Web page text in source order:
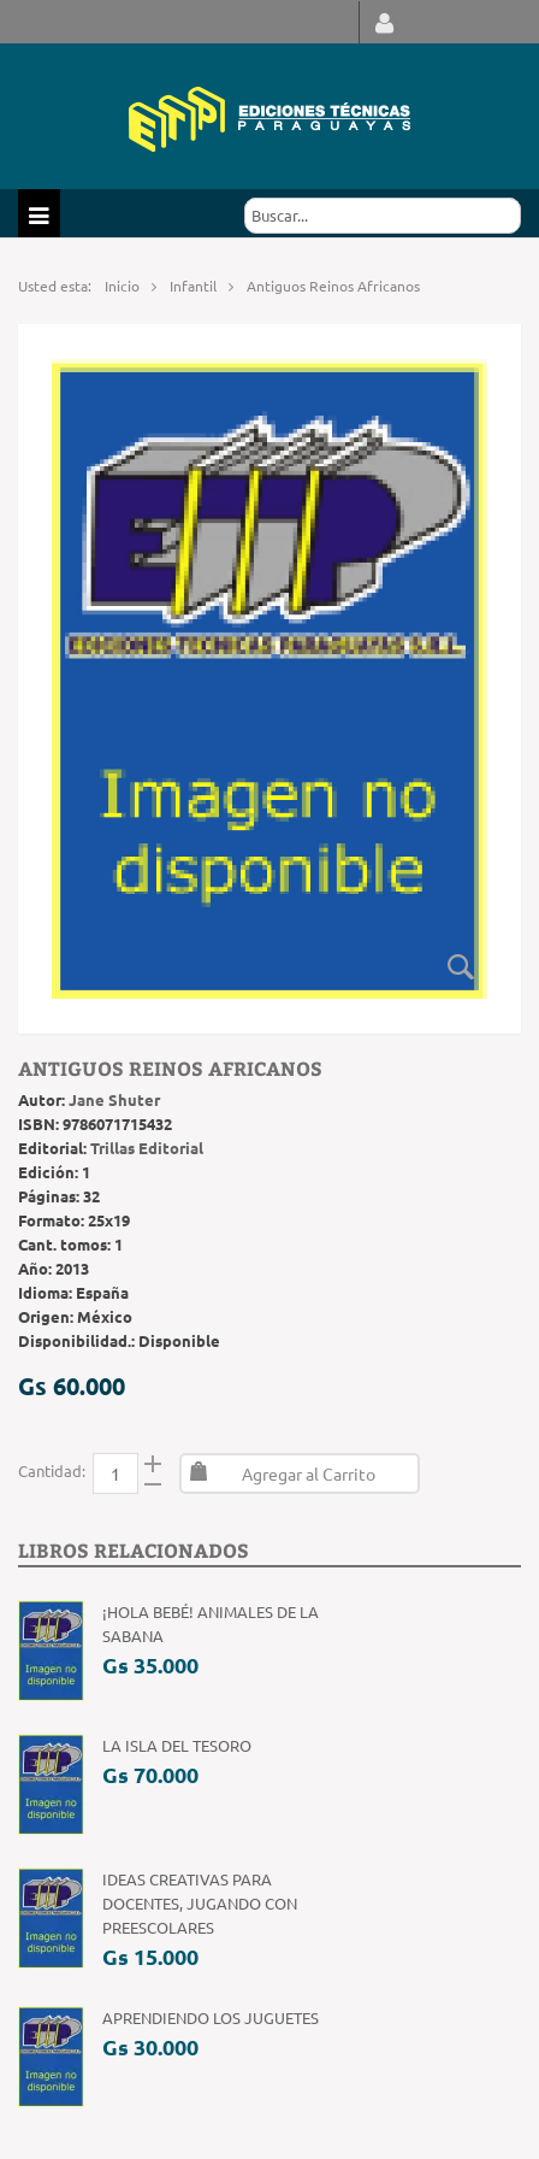
Usted esta: Inicio Infantil Antiguos Reinos Africanos
ANTIGUOS REINOS AFRICANOS
Autor:Jane Shuter
ISBN:9786071715432
Editorial:Trillas Editorial
Edición: 1
Páginas:32
Formato:25x19
Cant. tomos: 1
Año:2013
Idioma: España
Origen:México
Disponibilidad.: Disponible
Gs 60.000
Cantidad: Agregar al Carrito
LIBROS RELACIONADOS
¡HOLA BEBÉ! ANIMALES DE LA
SABANA
Gs 35.000
LA ISLA DEL TESORO
Gs 70.000
IDEAS CREATIVAS PARA
DOCENTES, JUGANDO CON
PREESCOLARES
Gs 15.000
APRENDIENDO LOS JUGUETES
Gs 30.000